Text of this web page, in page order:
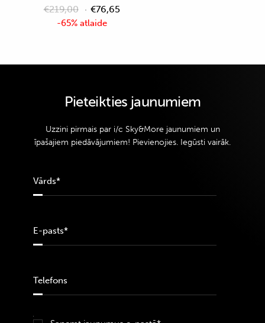
-65% atlaide
€219,00 €76,65
Pieteikties jaunumiem
Uzzini pirmais par i/c Sky&More jaunumiem un
īpašajiem piedāvājumiem! Pievienojies. Iegūsti vairāk.